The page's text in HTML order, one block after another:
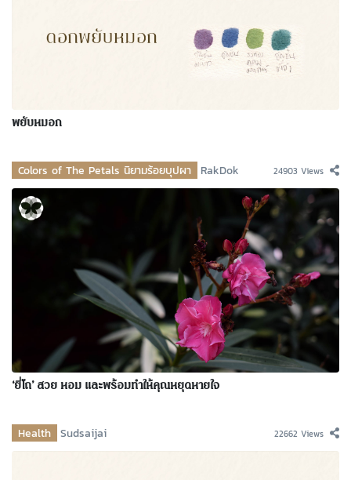
พยับหมอก
Colors of The Petals นิยามร้อยบุปผา RakDok 24903 Views
‘ยี่โถ’ สวย หอม และพร้อมทำให้คุณหยุดหายใจ
Health Sudsaijai 22662 Views